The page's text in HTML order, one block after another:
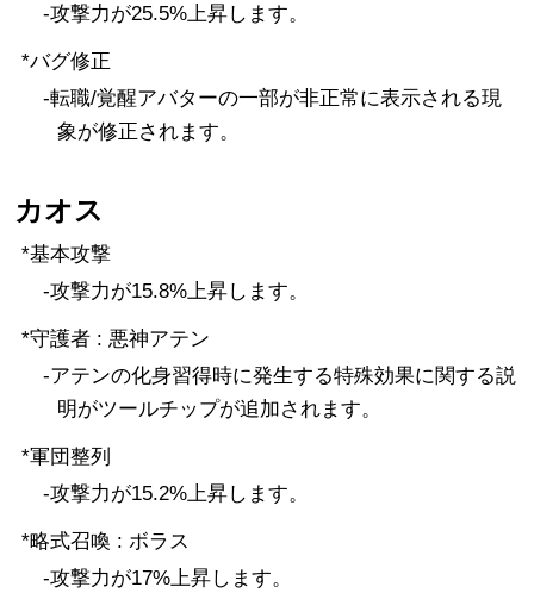
-攻撃力が25.5%上昇します。
*バグ修正
-転職/覚醒アバターの一部が非正常に表示される現
象が修正されます。
カオス
*基本攻撃
-攻撃力が15.8%上昇します。
*守護者 : 悪神アテン
-アテンの化身習得時に発生する特殊効果に関する説
明がツールチップが追加されます。
*軍団整列
-攻撃力が15.2%上昇します。
*略式召喚 : ボラス
-攻撃力が17%上昇します。